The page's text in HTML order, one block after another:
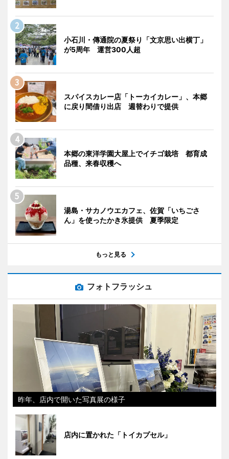
小石川・傳通院の夏祭り「文京思い出横丁」
が5周年 運営300人超
スパイスカレー店「トーカイカレー」、本郷
に戻り間借り出店 週替わりで提供
本郷の東洋学園大屋上でイチゴ栽培 都育成
品種、来春収穫へ
湯島・サカノウエカフェ、佐賀「いちごさ
ん」を使ったかき氷提供 夏季限定
もっと見る
フォトフラッシュ
昨年、店内で開いた写真展の様子
店内に置かれた「トイカプセル」